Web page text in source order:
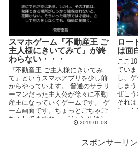
スマホゲーム『不動産王 ご
主人様にきいてみて』が終
わらない・・・
『不動産王 ご主人様にきいてみ
て』というスマホアプリを少し前
からやっています。 普通のサラリ
ーマンだった主人公が徐々に不動
産王になっていくゲームです。 ゲ
ーム画面です。ちょっとごちゃご
ちゃしてますね。↓ ジャンルはシ
2019.01.08
ロー
は面
ここ
てい
し、
しま
ぜこ
それ
ン』
スポンサーリ